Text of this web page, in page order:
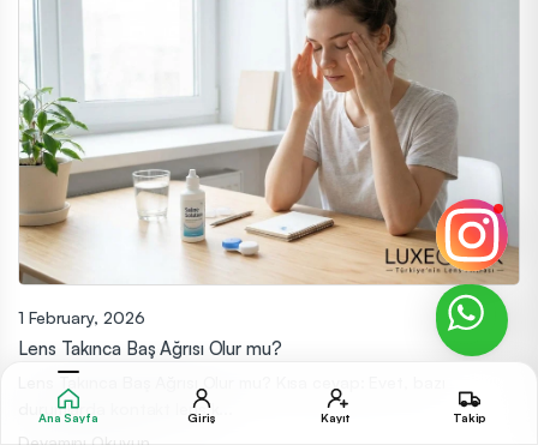
1 February, 2026
Lens Takınca Baş Ağrısı Olur mu?
durumlarda kontakt lens k...
Ana Sayfa Giriş Kayıt Takip